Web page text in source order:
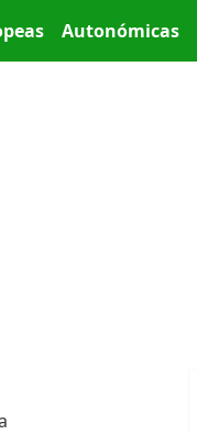
menu
Autonómicas